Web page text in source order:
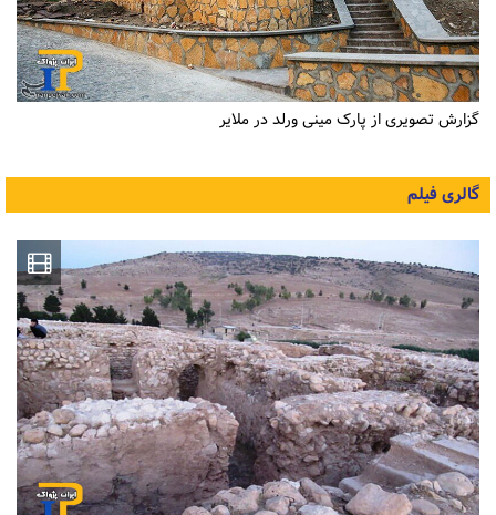
گزارش تصویری از پارک مینی ورلد در ملایر
گالری فیلم